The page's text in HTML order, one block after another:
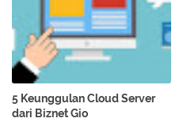
5 Keunggulan Cloud Server
dari Biznet Gio